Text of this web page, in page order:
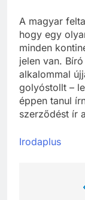
A magyar
hogy egy
minden
jelen van.
alkalommal
golyóstollt –
éppen tanul
szerződést ír
Irodaplus